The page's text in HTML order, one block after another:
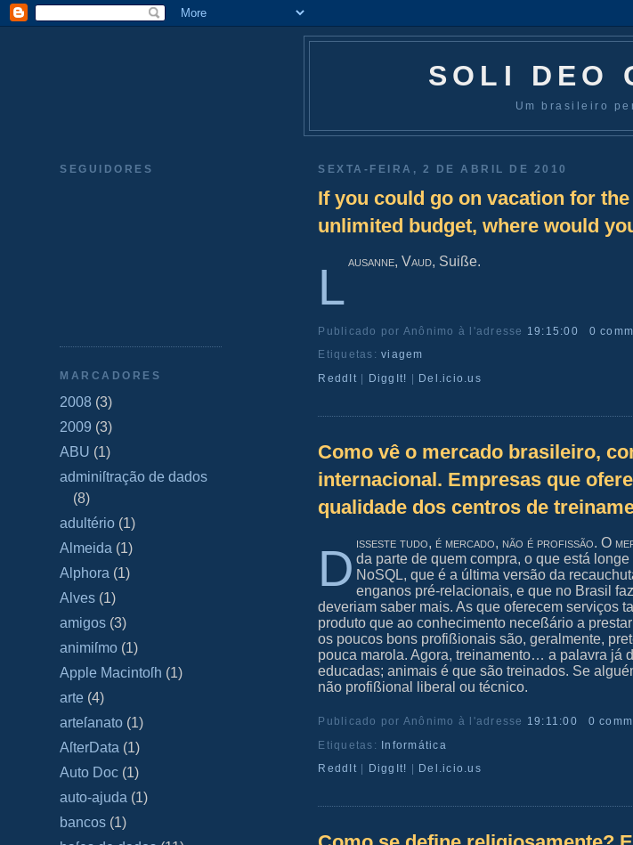
SOLI DEO
Um brasileiro
SEGUIDORES
MARCADORES
2008 (3)
2009 (3)
ABU (1)
adminiſtração de dados
(8)
adultério (1)
Almeida (1)
Alphora (1)
Alves (1)
amigos (3)
animiſmo (1)
Apple Macintoſh (1)
arte (4)
arteſanato (1)
AſterData (1)
Auto Doc (1)
auto-ajuda (1)
bancos (1)
SEXTA-FEIRA, 2 DE ABRIL DE 2010
If you could go on vacation for
unlimited budget, where would
L ausanne, Vaud, Suiße.
Publicado por Anônimo à l'adresse 19:15:00
0
Etiquetas:viagem
ReddIt | DiggIt! | Del.icio.us
Como vê o mercado brasileiro,
internacional. Empresas que
qualidade dos centros de
D ißeste tudo, é mercado, não é profißão. O
da parte de quem compra, o que está
NoSQL, que é a última versão da
enganos pré-relacionais, e que no Brasil
deveriam saber mais. As que oferecem serviços
produto que ao conhecimento neceßário a
os poucos bons profißionais são, geralmente,
pouca marola. Agora, treinamento… a palavra já
educadas; animais é que são treinados. Se
não profißional liberal ou técnico.
Publicado por Anônimo à l'adresse 19:11:00
0
Etiquetas: Informática
ReddIt| DiggIt! Del.icio.us